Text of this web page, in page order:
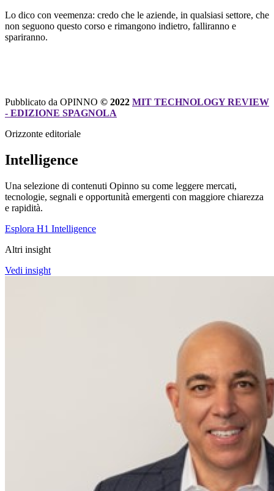
Lo dico con veemenza: credo che le aziende, in qualsiasi settore, che
non seguono questo corso e rimangono indietro, falliranno e
spariranno.
Pubblicato da OPINNO © 2022 MIT TECHNOLOGY REVIEW
- EDIZIONE SPAGNOLA
Orizzonte editoriale
Intelligence
Una selezione di contenuti Opinno su come leggere mercati,
tecnologie, segnali e opportunità emergenti con maggiore chiarezza
e rapidità.
Esplora H1 Intelligence
Altri insight
Vedi insight